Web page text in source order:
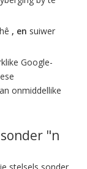
, en suiwer
Google-
onmiddellike
"n